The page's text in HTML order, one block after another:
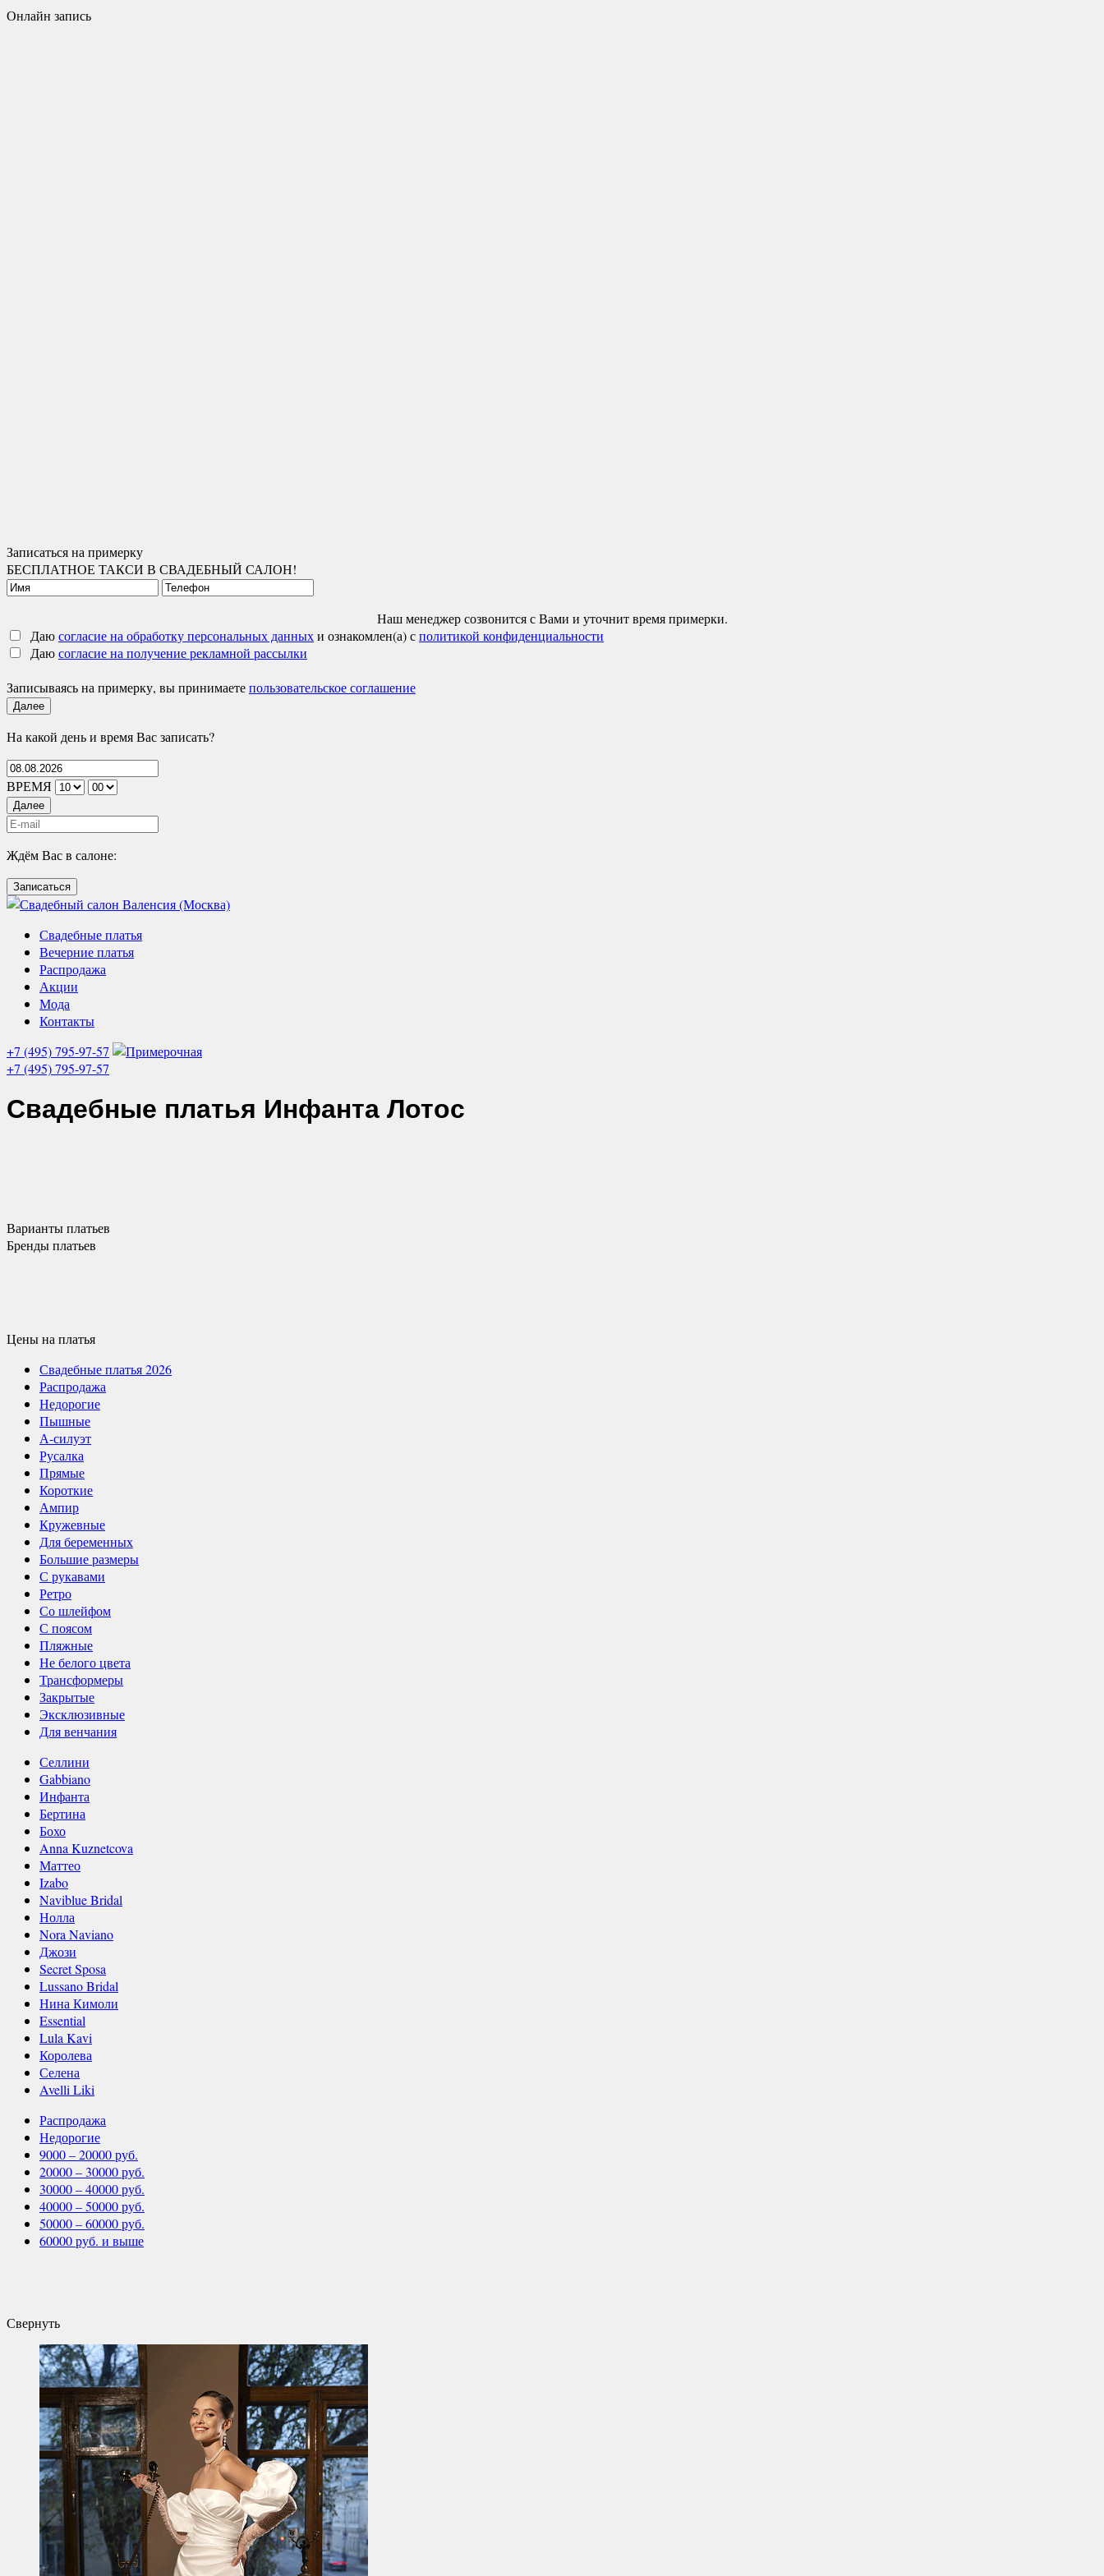
Онлайн запись
Записаться на примерку
БЕСПЛАТНОЕ ТАКСИ В СВАДЕБНЫЙ САЛОН!
Наш менеджер созвонится с Вами и уточнит время примерки.
Даюсогласие на обработку персональных данныхи ознакомлен(а) сполитикой конфиденциальности
Даюсогласие на получение рекламной рассылки
Записываясь на примерку, вы принимаетепользовательское соглашение
Далее
На какой день и время Вас записать?
ВРЕМЯ
Далее
Ждём Вас в салоне:
Записаться
Свадебные платья
Вечерние платья
Распродажа
Акции
Мода
Контакты
+7 (495) 795-97-57
+7 (495) 795-97-57
Свадебные платья Инфанта Лотос
Вариантыплатьев
Брендыплатьев
Ценына платья
Свадебные платья 2026
Распродажа
Недорогие
Пышные
А-силуэт
Русалка
Прямые
Короткие
Ампир
Кружевные
Для беременных
Большие размеры
С рукавами
Ретро
Со шлейфом
С поясом
Пляжные
Не белого цвета
Трансформеры
Закрытые
Эксклюзивные
Для венчания
Селлини
Gabbiano
Инфанта
Бертина
Бохо
Anna Kuznetcova
Маттео
Izabo
Naviblue Bridal
Нолла
Nora Naviano
Джози
Secret Sposa
Lussano Bridal
Нина Кимоли
Essential
Lula Kavi
Королева
Селена
Avelli Liki
Распродажа
Недорогие
9000 – 20000 руб.
20000 – 30000 руб.
30000 – 40000 руб.
40000 – 50000 руб.
50000 – 60000 руб.
60000 руб. и выше
Свернуть